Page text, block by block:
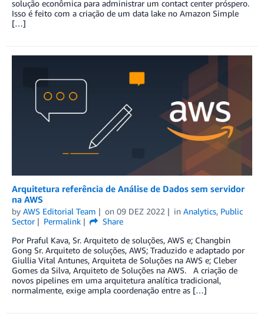
solução econômica para administrar um contact center próspero.
Isso é feito com a criação de um data lake no Amazon Simple
[…]
Arquitetura referência de Análise de Dados sem servidor
na AWS
by AWS Editorial Team on 09 DEZ 2022 in Analytics, Public
Sector
Permalink
Share
Por Praful Kava, Sr. Arquiteto de soluções, AWS e; Changbin
Gong Sr. Arquiteto de soluções, AWS; Traduzido e adaptado por
Giullia Vital Antunes, Arquiteta de Soluções na AWS e; Cleber
Gomes da Silva, Arquiteto de Soluções na AWS. A criação de
novos pipelines em uma arquitetura analítica tradicional,
normalmente, exige ampla coordenação entre as […]